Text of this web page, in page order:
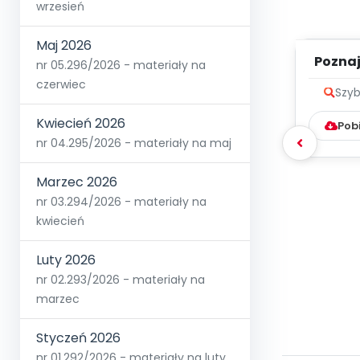
wrzesień
Maj 2026
nr 05.296/2026 - materiały na
czerwiec
Kwiecień 2026
nr 04.295/2026 - materiały na maj
Marzec 2026
nr 03.294/2026 - materiały na
kwiecień
Luty 2026
nr 02.293/2026 - materiały na
marzec
Styczeń 2026